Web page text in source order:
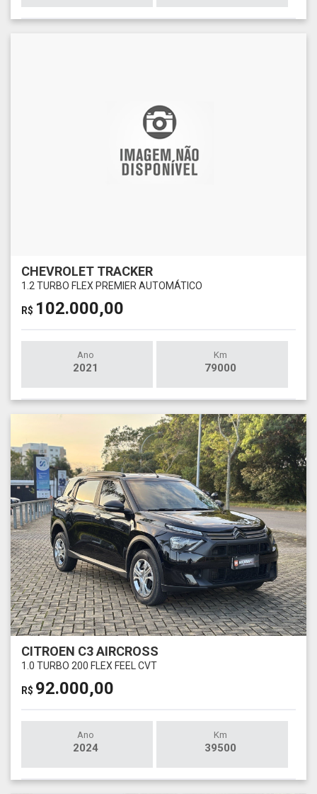
CHEVROLET TRACKER
1.2 TURBO FLEX PREMIER AUTOMÁTICO
R$ 102.000,00
Ano
2021
Km
79000
CITROEN C3 AIRCROSS
1.0 TURBO 200 FLEX FEEL CVT
R$ 92.000,00
Ano
2024
Km
39500